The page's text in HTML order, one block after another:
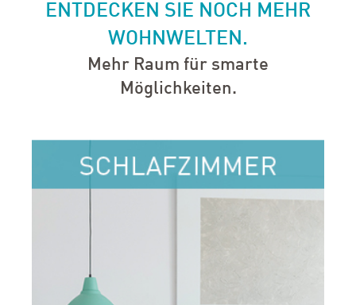
ENTDECKEN SIE NOCH MEHR
WOHNWELTEN.
Mehr Raum für smarte
Möglichkeiten.